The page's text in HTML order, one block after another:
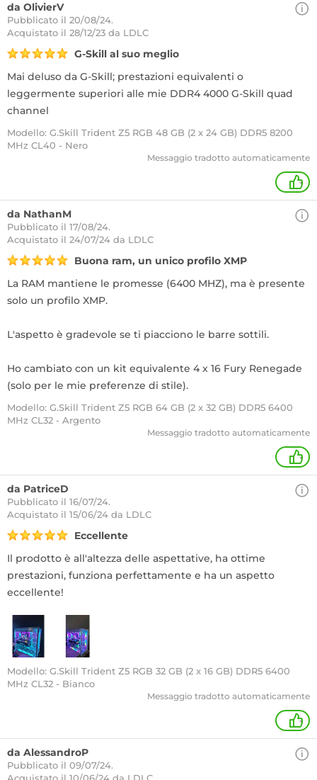
da OlivierV
Pubblicato il 20/08/24.
Acquistato il 28/12/23 da LDLC
G-Skill al suo meglio
Mai deluso da G-Skill; prestazioni equivalenti o
leggermente superiori alle mie DDR4 4000 G-Skill quad
channel
Modello: G.Skill Trident Z5 RGB 48 GB (2 x 24 GB) DDR5 8200
MHz CL40 - Nero
Messaggio tradotto automaticamente
+
da NathanM
Pubblicato il 17/08/24.
Acquistato il 24/07/24 da LDLC
Buona ram, un unico profilo XMP
La RAM mantiene le promesse (6400 MHZ), ma è presente
solo un profilo XMP.
L'aspetto è gradevole se ti piacciono le barre sottili.
Ho cambiato con un kit equivalente 4 x 16 Fury Renegade
(solo per le mie preferenze di stile).
Modello: G.Skill Trident Z5 RGB 64 GB (2 x 32 GB) DDR5 6400
MHz CL32 - Argento
Messaggio tradotto automaticamente
+
da PatriceD
Pubblicato il 16/07/24.
Acquistato il 15/06/24 da LDLC
Eccellente
Il prodotto è all'altezza delle aspettative, ha ottime
prestazioni, funziona perfettamente e ha un aspetto
eccellente!
Modello: G.Skill Trident Z5 RGB 32 GB (2 x 16 GB) DDR5 6400
MHz CL32 - Bianco
Messaggio tradotto automaticamente
+
da AlessandroP
Pubblicato il 09/07/24.